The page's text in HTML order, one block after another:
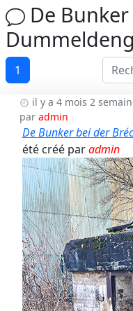
De
1
il y a 4 mois 2
paradmin
De Bunker bei der
été créé paradmin